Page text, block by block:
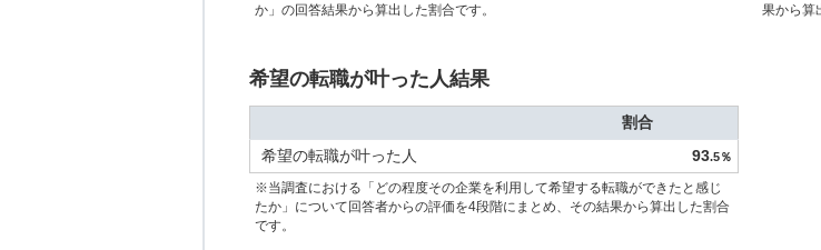
か」の回答結果から算出した割合です。
果から算
希望の転職が叶った人結果
割合
希望の転職が叶った人
93.5％
※当調査における「どの程度その企業を利用して希望する転職ができたと感じ
たか」について回答者からの評価を4段階にまとめ、その結果から算出した割合
です。